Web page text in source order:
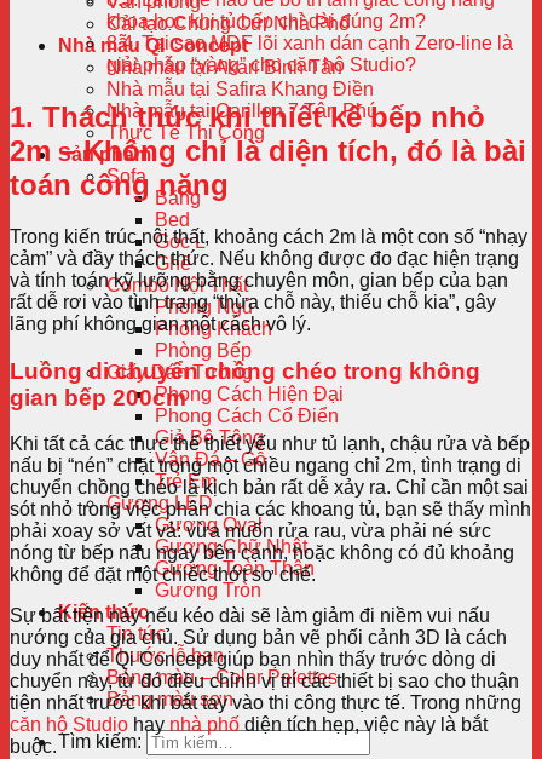
Cải tạo Chung Cư/ Nhà Phố
Nhà mẫu QI Concept
Nhà mẫu tại Akari Bình Tân
Nhà mẫu tại Safira Khang Điền
Nhà mẫu tại Carillon 7 Tân Phú
Thực Tế Thi Công
Sản phẩm
Sofa
Băng
Bed
Góc L
Ghế
Combo Nội Thất
Phòng Ngủ
Phòng Khách
Phòng Bếp
Giấy Dán Tường
Phong Cách Hiện Đại
Phong Cách Cổ Điển
Giả Bê Tông
Vân Đá – Gỗ
Trẻ Em
Gương LED
Gương Oval
Gương Chữ Nhật
Gương Toàn Thân
Gương Tròn
Kiến thức
Tin tức
Thước lỗ ban
Bảng màu – Color Palettes
Bảng màu sơn
Tìm kiếm:
khoa học khi tủ bếp chỉ dài đúng 2m?
Tại sao MDF lõi xanh dán cạnh Zero-line là
giải pháp “vàng” cho căn hộ Studio?
1. Thách thức khi thiết kế bếp nhỏ
2m – Không chỉ là diện tích, đó là bài
toán công năng
Trong kiến trúc nội thất, khoảng cách 2m là một con số “nhạy
cảm” và đầy thách thức. Nếu không được đo đạc hiện trạng
và tính toán kỹ lưỡng bằng chuyên môn, gian bếp của bạn
rất dễ rơi vào tình trạng “thừa chỗ này, thiếu chỗ kia”, gây
lãng phí không gian một cách vô lý.
Luồng di chuyển chồng chéo trong không
gian bếp 200cm
Khi tất cả các thực thể thiết yếu như tủ lạnh, chậu rửa và bếp
nấu bị “nén” chặt trong một chiều ngang chỉ 2m, tình trạng di
chuyển chồng chéo là kịch bản rất dễ xảy ra. Chỉ cần một sai
sót nhỏ trong việc phân chia các khoang tủ, bạn sẽ thấy mình
phải xoay sở vất vả: vừa muốn rửa rau, vừa phải né sức
nóng từ bếp nấu ngay bên cạnh, hoặc không có đủ khoảng
không để đặt một chiếc thớt sơ chế.
Sự bất tiện này nếu kéo dài sẽ làm giảm đi niềm vui nấu
nướng của gia chủ. Sử dụng bản vẽ phối cảnh 3D là cách
duy nhất để Qi Concept giúp bạn nhìn thấy trước dòng di
chuyển này, từ đó điều chỉnh vị trí các thiết bị sao cho thuận
tiện nhất trước khi bắt tay vào thi công thực tế. Trong những
căn hộ Studio haynhà phốdiện tích hẹp, việc này là bắt
buộc.